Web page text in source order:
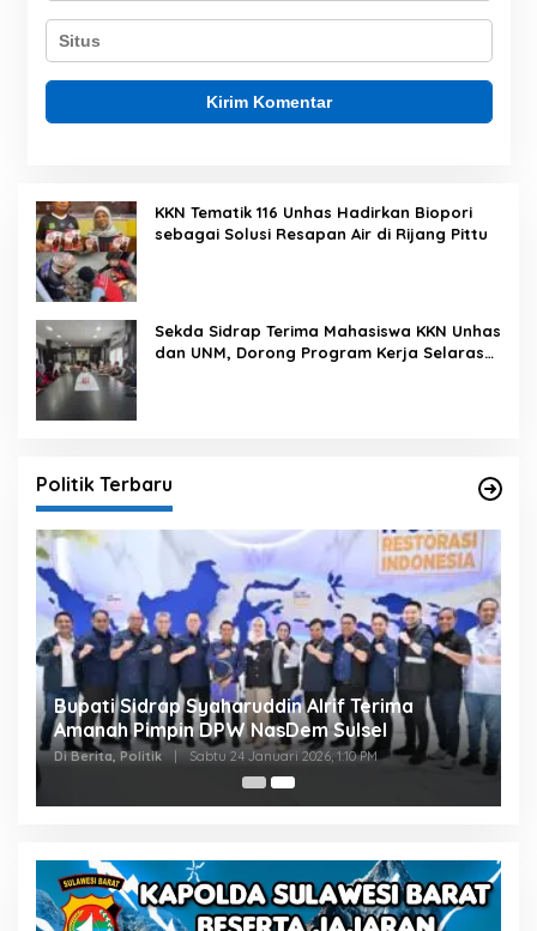
KKN Tematik 116 Unhas Hadirkan Biopori
sebagai Solusi Resapan Air di Rijang Pittu
Sekda Sidrap Terima Mahasiswa KKN Unhas
dan UNM, Dorong Program Kerja Selaras
Politik Terbaru
Bupati Sidrap Syaharuddin Alrif Terima
Amanah Pimpin DPW NasDem Sulsel
Di Berita, Politik | Sabtu 24 Januari 2026, 1:10 PM